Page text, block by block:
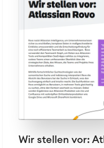
Wir stellen vor: